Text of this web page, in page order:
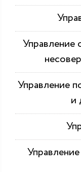
Управление
Управление
и